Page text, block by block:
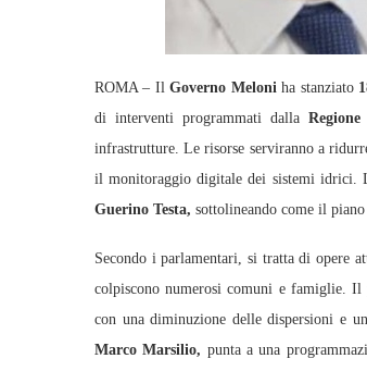
ROMA – IlGoverno Meloniha stanziato
di interventi programmati dalla
infrastrutture. Le risorse serviranno a
il monitoraggio digitale dei sistemi idrici.
Guerino Testa, sottolineando come il
Secondo i parlamentari, si tratta di opere
colpiscono numerosi comuni e famiglie. Il
con una diminuzione delle dispersioni e
Marco Marsilio, punta a una